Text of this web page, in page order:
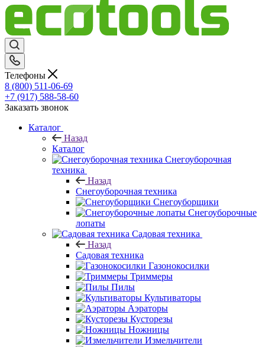
Телефоны
8 (800) 511-06-69
+7 (917) 588-58-60
Заказать звонок
Каталог
Назад
Каталог
Снегоуборочная
техника
Назад
Снегоуборочная техника
Снегоуборщики
Снегоуборочные
лопаты
Садовая техника
Назад
Садовая техника
Газонокосилки
Триммеры
Пилы
Культиваторы
Аэраторы
Кусторезы
Ножницы
Измельчители